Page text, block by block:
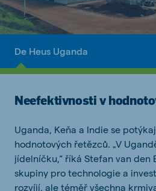
De Heus Uganda
Neefektivnosti v
Uganda, Keňa a Indie se
hodnotových řetězců. „V
jídelníčku,“ říká Stefan van den
skupiny pro technologie a
rozvíjí, ale téměř všechna